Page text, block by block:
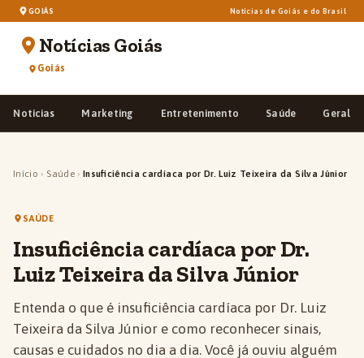
GOIÁS Notícias de Goiás e do Brasil
Notícias Goiás
Goiás
Notícias Marketing Entretenimento Saúde Geral
Início › Saúde › Insuficiência cardíaca por Dr. Luiz Teixeira da Silva Júnior
SAÚDE
Insuficiência cardíaca por Dr.
Luiz Teixeira da Silva Júnior
Entenda o que é insuficiência cardíaca por Dr. Luiz
Teixeira da Silva Júnior e como reconhecer sinais,
causas e cuidados no dia a dia. Você já ouviu alguém